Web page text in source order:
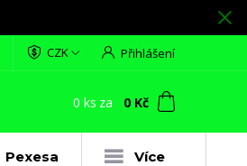
CZK Přihlášení
0 ks za 0 Kč
Pexesa Více